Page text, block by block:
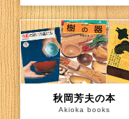
秋岡芳夫の本
Akioka books